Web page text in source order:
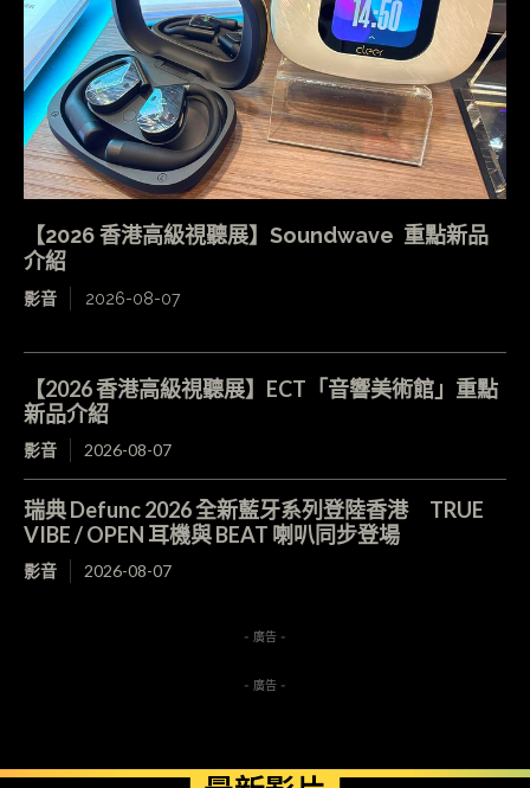
【2026 香港高級視聽展】Soundwave 重點新品
介紹
影音 2026-08-07
【2026 香港高級視聽展】ECT「音響美術館」重點
新品介紹
影音 2026-08-07
瑞典 Defunc 2026 全新藍牙系列登陸香港 TRUE
VIBE / OPEN 耳機與 BEAT 喇叭同步登場
影音 2026-08-07
- 廣告 -
- 廣告 -